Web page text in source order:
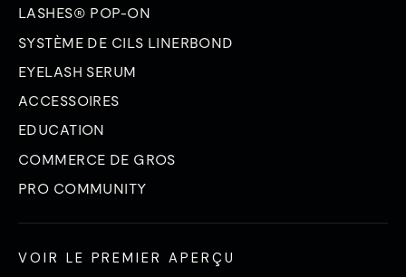
LASHES® POP-ON
SYSTÈME DE CILS LINERBOND
EYELASH SERUM
ACCESSOIRES
EDUCATION
COMMERCE DE GROS
PRO COMMUNITY
VOIR LE PREMIER APERÇU